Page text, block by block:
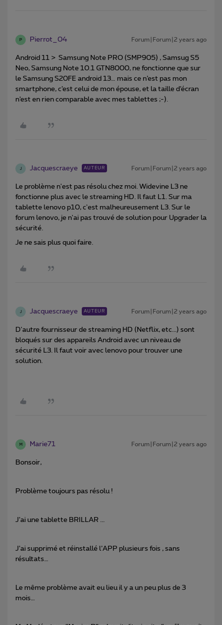
P Pierrot_04 Forum|Forum|2 years ago
Android 11 > Samsung Note PRO (SMP905) , Samsug S5
Neo, Samsung Note 10.1 GTN8000, ne fonctionne que sur
le Samsung S20FE android 13… mais ce n’est pas mon
smartphone, c’est celui de mon épouse, et la taille d’écran
n’est en rien comparable avec mes tablettes ;-).
J Jacquescraeye AUTEUR Forum|Forum|2 years ago
Le problème n'est pas résolu chez moi. Widevine L3 ne
fonctionne plus avec le streaming HD. Il faut L1. Sur ma
tablette lenovo p10, c'est malheureusement L3. Sur le
forum lenovo, je n'ai pas trouvé de solution pour Upgrader la
sécurité.
Je ne sais plus quoi faire.
J Jacquescraeye AUTEUR Forum|Forum|2 years ago
D'autre fournisseur de streaming HD (Netflix, etc...) sont
bloqués sur des appareils Android avec un niveau de
sécurité L3. Il faut voir avec lenovo pour trouver une
solution.
M Marie71 Forum|Forum|2 years ago
Bonsoir,
Problème toujours pas résolu !
J’ai une tablette BRILLAR ...
J’ai supprimé et réinstallé l’APP plusieurs fois , sans
résultats…
Le même problème avait eu lieu il y a un peu plus de 3
mois…